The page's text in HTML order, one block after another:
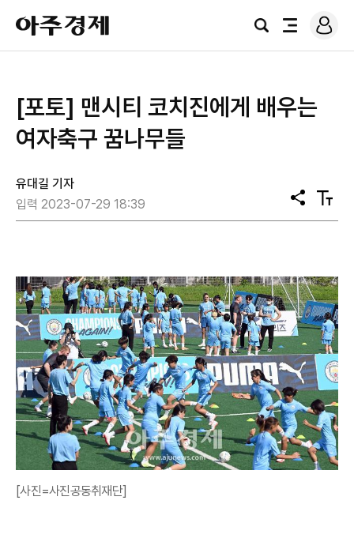
아
주
경
검
전
로
그
[포토] 맨시티 코치진에게 배우는
여자축구 꿈나무들
유대길 기자
입력 2023-07-29 18:39
공
유
텍
스
[사진=사진공동취재단]